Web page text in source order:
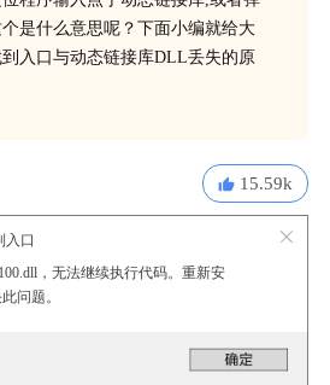
是什么意思呢？下面小编就给大
入口与动态链接库DLL丢失的原
15.59k
入口
，无法继续执行代码。重新安
问题。